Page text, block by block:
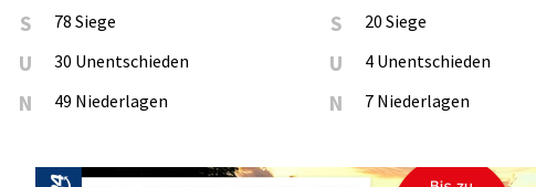
S 78 Siege
U 30 Unentschieden
N 49 Niederlagen
S 20 Siege
U 4 Unentschieden
N 7 Niederlagen